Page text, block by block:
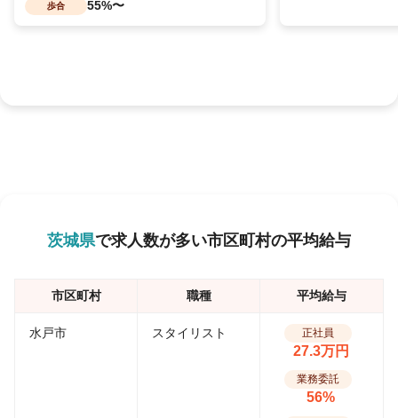
歩合 55%〜
茨城県で求人数が多い市区町村の平均給与
市区町村 職種 平均給与
水戸市 スタイリスト 正社員
27.3万円
業務委託
56%